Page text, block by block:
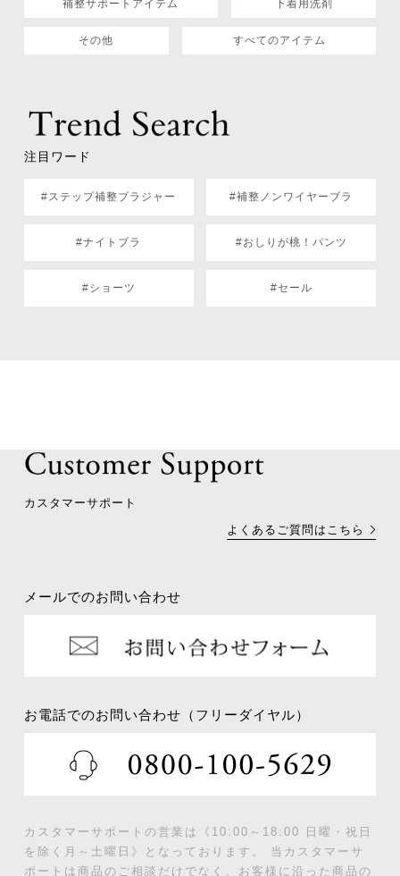
補整サポートアイテム 下着用洗剤
その他 すべてのアイテム
注目ワード
#ステップ補整ブラジャー #補整ノンワイヤーブラ
#ナイトブラ #おしりが桃！パンツ
#ショーツ #セール
カスタマーサポート
よくあるご質問はこちら
メールでのお問い合わせ
お電話でのお問い合わせ（フリーダイヤル）
カスタマーサポートの営業は《10:00～18:00 日曜・祝日
を除く月～土曜日》となっております。
当カスタマーサ
ポートは商品のご相談だけでなく、お客様に沿った商品の